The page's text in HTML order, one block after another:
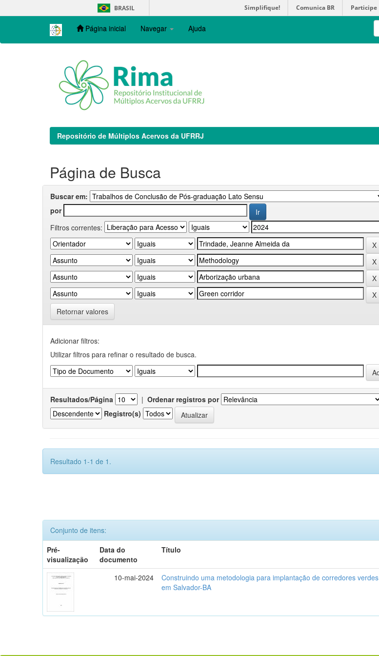
navigation
BRASIL Simplifique! Comunica BR Participe
Página inicial Navegar Ajuda
Repositório de Múltiplos Acervos da UFRRJ
Página de Busca
Buscar em:
por
Filtros correntes:
Retornar valores
Adicionar filtros:
Utilizar filtros para refinar o resultado de busca.
Resultados/Página | Ordenar registros por
Registro(s)
Resultado 1-1 de 1.
Conjunto de itens:
Pré-
visualização
Data do
documento
Título
10-mai-2024
Construindo uma metodologia para implantação de corredores verdes
em Salvador-BA